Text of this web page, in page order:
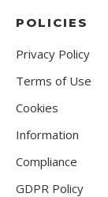
POLICIES
Privacy Policy
Terms of Use
Cookies
Information
Compliance
GDPR Policy